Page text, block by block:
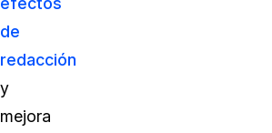
de
redacción
y
mejora